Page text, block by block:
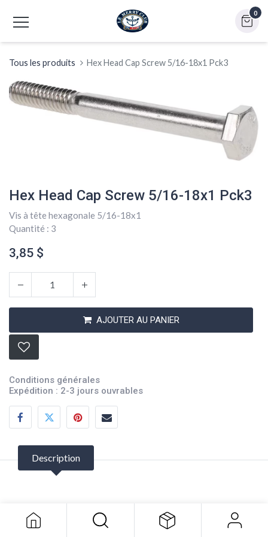
0
Tous les produits Hex Head Cap Screw 5/16-18x1 Pck3
Hex Head Cap Screw 5/16-18x1 Pck3
Vis à tête hexagonale 5/16-18x1
Quantité : 3
3,85 $
AJOUTER AU PANIER
Conditions générales
Expédition : 2-3 jours ouvrables
Description
Hex Head Cap Screw 5/16-18x1